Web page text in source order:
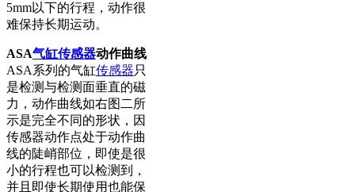
5mm以下的行程，动作很
难保持长期运动。
ASA气缸传感器动作曲线
ASA系列的气缸传感器只
是检测与检测面垂直的磁
力，动作曲线如右图二所
示是完全不同的形状，因
传感器动作点处于动作曲
线的陡峭部位，即使是很
小的行程也可以检测到，
并且即使长期使用也能保